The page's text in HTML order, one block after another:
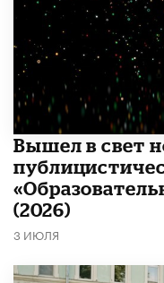
Вышел в свет
(2026)
3 ИЮЛЯ